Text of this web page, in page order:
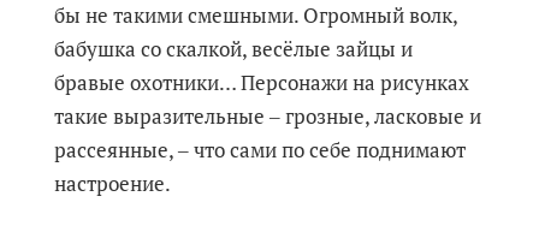
бы не такими смешными. Огромный волк,
бабушка со скалкой, весёлые зайцы и
бравые охотники… Персонажи на рисунках
такие выразительные ‒ грозные, ласковые и
рассеянные, ‒ что сами по себе поднимают
настроение.